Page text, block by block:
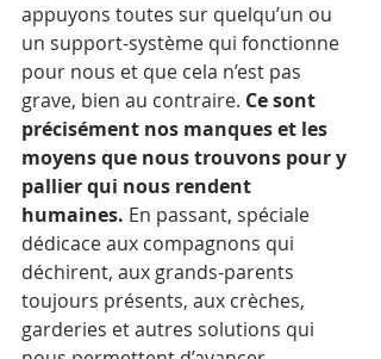
appuyons toutes sur quelqu’un ou
un support-système qui fonctionne
pour nous et que cela n’est pas
grave, bien au contraire. Ce sont
précisément nos manques et les
moyens que nous trouvons pour y
pallier qui nous rendent
humaines. En passant, spéciale
dédicace aux compagnons qui
déchirent, aux grands-parents
toujours présents, aux crèches,
garderies et autres solutions qui